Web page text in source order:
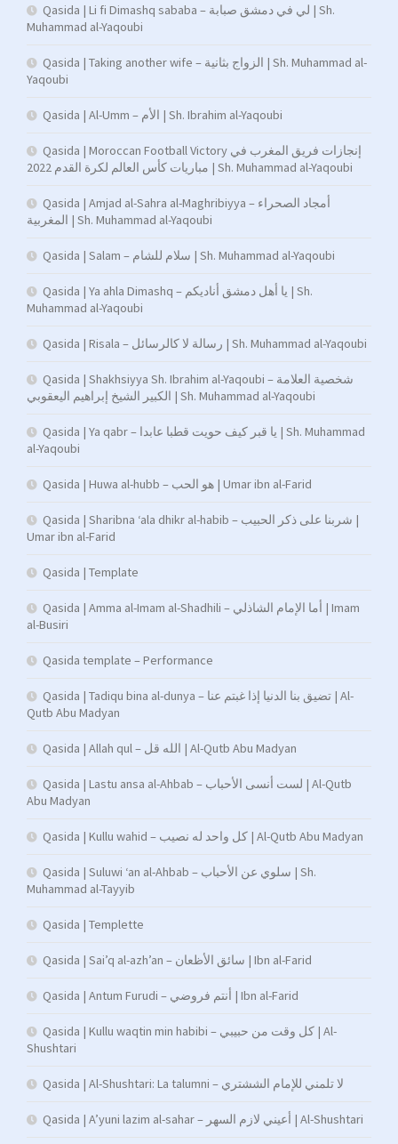
Qasida | Li fi Dimashq sababa – لي في دمشق صبابة | Sh.
Muhammad al-Yaqoubi
Qasida | Taking another wife – الزواج بثانية | Sh. Muhammad al-
Yaqoubi
Qasida | Al-Umm – الأم | Sh. Ibrahim al-Yaqoubi
Qasida | Moroccan Football Victory إنجازات فريق المغرب في
مباريات كأس العالم لكرة القدم 2022 | Sh. Muhammad al-Yaqoubi
Qasida | Amjad al-Sahra al-Maghribiyya – أمجاد الصحراء
المغربية | Sh. Muhammad al-Yaqoubi
Qasida | Salam – سلام للشام | Sh. Muhammad al-Yaqoubi
Qasida | Ya ahla Dimashq – يا أهل دمشق أناديكم | Sh.
Muhammad al-Yaqoubi
Qasida | Risala – رسالة لا كالرسائل | Sh. Muhammad al-Yaqoubi
Qasida | Shakhsiyya Sh. Ibrahim al-Yaqoubi – شخصية العلامة
الكبير الشيخ إبراهيم اليعقوبي | Sh. Muhammad al-Yaqoubi
Qasida | Ya qabr – يا قبر كيف حويت قطبا عابدا | Sh. Muhammad
al-Yaqoubi
Qasida | Huwa al-hubb – هو الحب | Umar ibn al-Farid
Qasida | Sharibna ‘ala dhikr al-habib – شربنا على ذكر الحبيب |
Umar ibn al-Farid
Qasida | Template
Qasida | Amma al-Imam al-Shadhili – أما الإمام الشاذلي | Imam
al-Busiri
Qasida template – Performance
Qasida | Tadiqu bina al-dunya – تضيق بنا الدنيا إذا غبتم عنا | Al-
Qutb Abu Madyan
Qasida | Allah qul – الله قل | Al-Qutb Abu Madyan
Qasida | Lastu ansa al-Ahbab – لست أنسى الأحباب | Al-Qutb
Abu Madyan
Qasida | Kullu wahid – كل واحد له نصيب | Al-Qutb Abu Madyan
Qasida | Suluwi ‘an al-Ahbab – سلوي عن الأحباب | Sh.
Muhammad al-Tayyib
Qasida | Templette
Qasida | Sai’q al-azh’an – سائق الأظعان | Ibn al-Farid
Qasida | Antum Furudi – أنتم فروضي | Ibn al-Farid
Qasida | Kullu waqtin min habibi – كل وقت من حبيبي | Al-
Shushtari
Qasida | Al-Shushtari: La talumni – لا تلمني للإمام الششتري
Qasida | A’yuni lazim al-sahar – أعيني لازم السهر | Al-Shushtari